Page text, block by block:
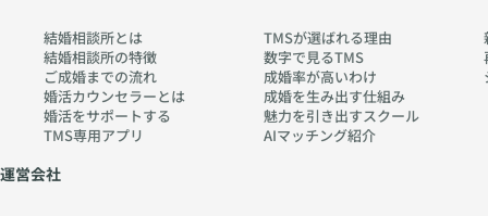
結婚相談所とは
結婚相談所の特徴
ご成婚までの流れ
婚活カウンセラーとは
婚活をサポートする
TMS専用アプリ
TMSが選ばれる理由
数字で見るTMS
成婚率が高いわけ
成婚を生み出す仕組み
魅力を引き出すスクール
AIマッチング紹介
運営会社